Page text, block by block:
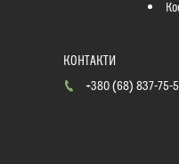
+380 (68) 837-75-